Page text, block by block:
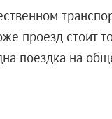
проезд стоит
поездка на